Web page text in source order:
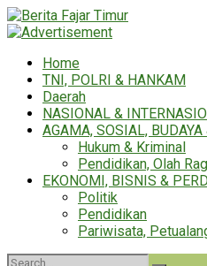
Home
TNI, POLRI & HANKAM
Daerah
NASIONAL &
AGAMA, SOSIAL,
Hukum & Kriminal
Pendidikan, Olah
EKONOMI, BISNIS &
Politik
Pendidikan
Pariwisata,